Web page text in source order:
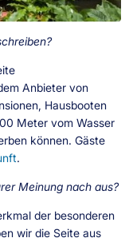
Anbieter von
Hausbooten
Meter vom Wasser
können. Gäste
.
Meinung nach aus?
der besonderen
wir die Seite aus